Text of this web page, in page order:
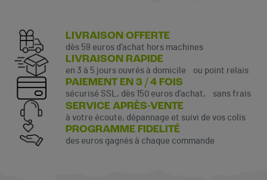
LIVRAISON OFFERTE
dès 59 euros d’achat hors machines
LIVRAISON RAPIDE
en 3 à 5 jours ouvrés à domicile ou point relais
PAIEMENT EN 3 / 4 FOIS
sécurisé SSL, dès 150 euros d’achat, sans frais
SERVICE APRÈS-VENTE
à votre écoute, dépannage et suivi de vos colis
PROGRAMME FIDELITÉ
des euros gagnés à chaque commande